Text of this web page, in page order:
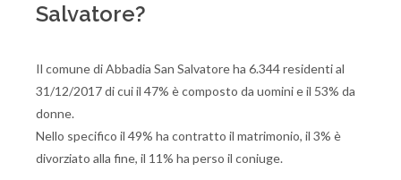
Salvatore?
Il comune di Abbadia San Salvatore ha 6.344 residenti al
31/12/2017 di cui il 47% è composto da uomini e il 53% da
donne.
Nello specifico il 49% ha contratto il matrimonio, il 3% è
divorziato alla fine, il 11% ha perso il coniuge.